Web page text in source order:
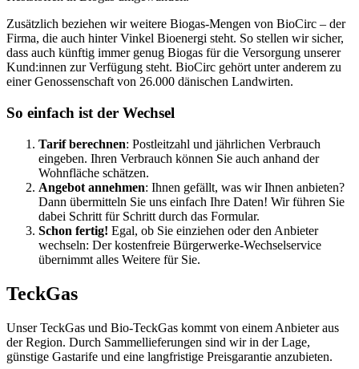
Zusätzlich beziehen wir weitere Biogas-Mengen von BioCirc – der
Firma, die auch hinter Vinkel Bioenergi steht. So stellen wir sicher,
dass auch künftig immer genug Biogas für die Versorgung unserer
Kund:innen zur Verfügung steht. BioCirc gehört unter anderem zu
einer Genossenschaft von 26.000 dänischen Landwirten.
So einfach ist der Wechsel
Tarif berechnen: Postleitzahl und jährlichen Verbrauch
eingeben. Ihren Verbrauch können Sie auch anhand der
Wohnfläche schätzen.
Angebot annehmen: Ihnen gefällt, was wir Ihnen anbieten?
Dann übermitteln Sie uns einfach Ihre Daten! Wir führen Sie
dabei Schritt für Schritt durch das Formular.
Schon fertig! Egal, ob Sie einziehen oder den Anbieter
wechseln: Der kostenfreie Bürgerwerke-Wechselservice
übernimmt alles Weitere für Sie.
TeckGas
Unser TeckGas und Bio-TeckGas kommt von einem Anbieter aus
der Region. Durch Sammellieferungen sind wir in der Lage,
günstige Gastarife und eine langfristige Preisgarantie anzubieten.